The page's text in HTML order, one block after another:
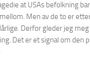
at USAs befolkning
Men av de to er
Derfor gleder jeg
Det er et signal om den